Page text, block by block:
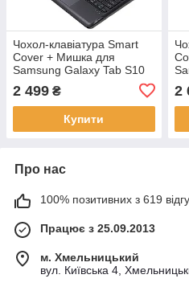
Чохол-клавіатура Smart
Cover + Мишка для
Samsung Galaxy Tab S10
Black
2 499 ₴
Купити
2
Про нас
100% позитивних з 619
Працює з 25.09.2013
м. Хмельницький
вул. Київська 4,